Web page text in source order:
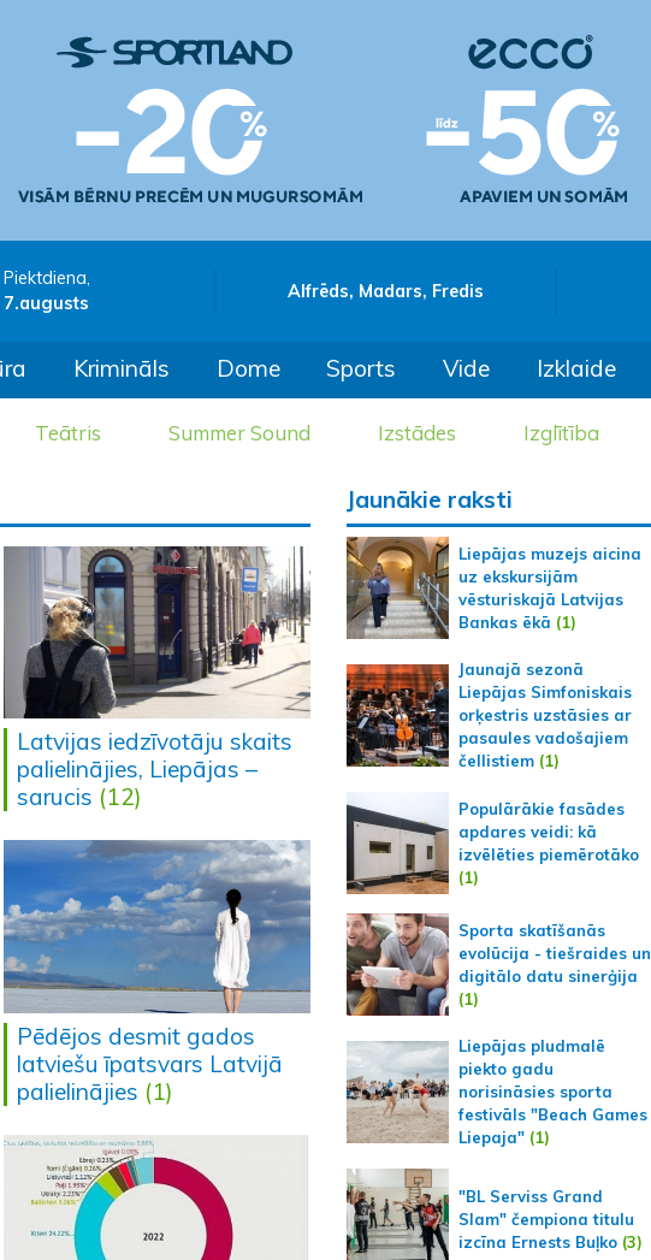
Piektdiena,
7.augusts
Alfrēds, Madars, Fredis
Krimināls Dome Sports Vide Izklaide
Teātris Summer Sound Izstādes Izglītība
Latvijas iedzīvotāju skaits
palielinājies, Liepājas –
sarucis (12)
Pēdējos desmit gados
latviešu īpatsvars Latvijā
palielinājies (1)
Jaunākie raksti
Liepājas muzejs aicina
uz ekskursijām
vēsturiskajā Latvijas
Bankas ēkā (1)
Jaunajā sezonā
Liepājas Simfoniskais
orķestris uzstāsies ar
pasaules vadošajiem
čellistiem (1)
Populārākie fasādes
apdares veidi: kā
izvēlēties piemērotāko
(1)
Sporta skatīšanās
evolūcija - tiešraides un
digitālo datu sinerģija
(1)
Liepājas pludmalē
piekto gadu
norisināsies sporta
festivāls "Beach Games
Liepaja" (1)
"BL Serviss Grand
Slam" čempiona titulu
izcīna Ernests Buļko (3)